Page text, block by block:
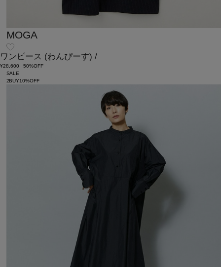
MOGA
ワンピース (わんぴーす) /
¥28,600
50%OFF
SALE
2BUY10%OFF